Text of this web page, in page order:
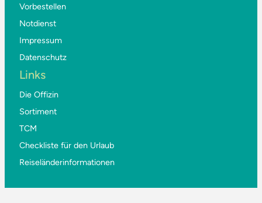
Vorbestellen
Notdienst
Impressum
Datenschutz
Links
Die Offizin
Sortiment
TCM
Checkliste für den Urlaub
Reiseländerinformationen